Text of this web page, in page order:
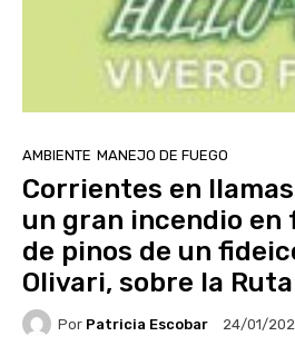
AMBIENTE MANEJO DE FUEGO
Corrientes en
un gran incendio
de pinos de un
Olivari, sobre la Ruta
Por Patricia Escobar 24/01/